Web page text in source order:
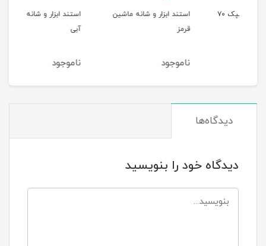
استند ابزار و شانه ماشین
استند ابزار و شانه ماشین
دیدگاه‌ها
دیدگاه خود را بنویسید